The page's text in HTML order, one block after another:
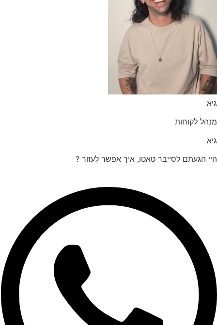
לקוחות
הגעתם לסייבר טאטו, איך אפשר לעזור ?